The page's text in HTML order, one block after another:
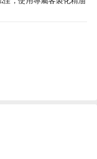
5 星
能將身體疲勞的地方減
舒眠養生沙龍價格、水